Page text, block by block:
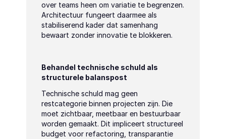
over teams heen om variatie te begrenzen.
Architectuur fungeert daarmee als
stabiliserend kader dat samenhang
bewaart zonder innovatie te blokkeren.
Behandel technische schuld als
structurele balanspost
Technische schuld mag geen
restcategorie binnen projecten zijn. Die
moet zichtbaar, meetbaar en bestuurbaar
worden gemaakt. Dit impliceert structureel
budget voor refactoring, transparantie